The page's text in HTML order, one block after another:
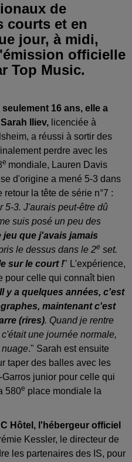
de
courts et en
jour, à midi,
officielle
Top Music.
16 ans, elle a
Iliev, licenciée à
a réussi à sortir des
perdre avec les
e mondiale, Lauren Davis
d'origine a mené 5-3 dans
la tête de série n°7 :
5-3. J'aurais peut-être dû
suis posé un peu des
que j'avais jamais
le dessus dans le 2e set.
sur le court !" L'expérience,
pour celle qui connaît bien
Il y a quelques années, c'est
maintenant c'est
(rires). Quand je rentre
une journée normale,
nuage." Sarah est ensuite
taper des balles avec les
junior pour celle qui
580e place mondiale la
Hôtel, l'hébergeur officiel
Kessler, le directeur de
les partenaires des IS, pour